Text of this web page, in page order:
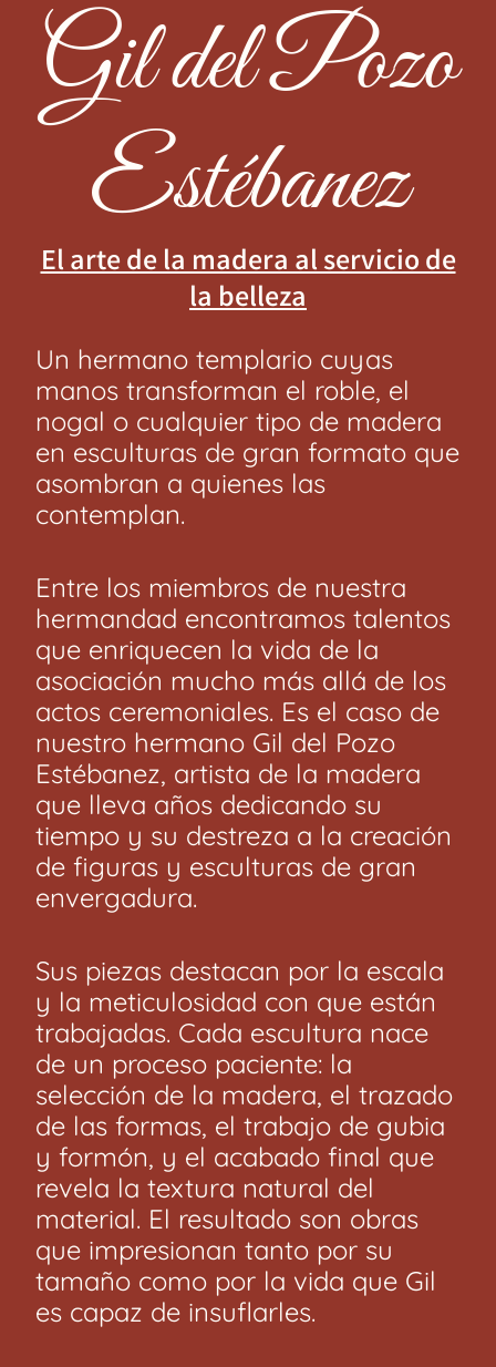
Gil del Pozo
Estébanez
El arte de la madera al servicio de
la belleza
Un hermano templario cuyas
manos transforman el roble, el
nogal o cualquier tipo de madera
en esculturas de gran formato que
asombran a quienes las
contemplan.
Entre los miembros de nuestra
hermandad encontramos talentos
que enriquecen la vida de la
asociación mucho más allá de los
actos ceremoniales. Es el caso de
nuestro hermano Gil del Pozo
Estébanez, artista de la madera
que lleva años dedicando su
tiempo y su destreza a la creación
de figuras y esculturas de gran
envergadura.
Sus piezas destacan por la escala
y la meticulosidad con que están
trabajadas. Cada escultura nace
de un proceso paciente: la
selección de la madera, el trazado
de las formas, el trabajo de gubia
y formón, y el acabado final que
revela la textura natural del
material. El resultado son obras
que impresionan tanto por su
tamaño como por la vida que Gil
es capaz de insuflarles.